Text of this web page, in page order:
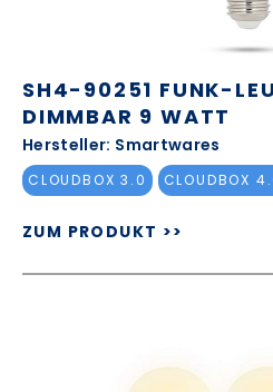
SH4-90251 FUNK-
DIMMBAR 9 WATT
Hersteller: Smartwares
CLOUDBOX 3.0 CLOUDBOX
ZUM PRODUKT >>